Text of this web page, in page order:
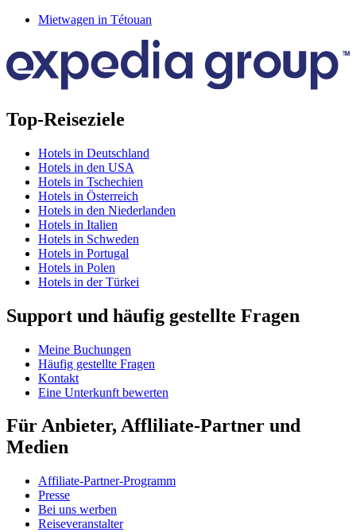
Mietwagen in Tétouan
Top-Reiseziele
Hotels in Deutschland
Hotels in den USA
Hotels in Tschechien
Hotels in Österreich
Hotels in den Niederlanden
Hotels in Italien
Hotels in Schweden
Hotels in Portugal
Hotels in Polen
Hotels in der Türkei
Support und häufig gestellte Fragen
Meine Buchungen
Häufig gestellte Fragen
Kontakt
Eine Unterkunft bewerten
Für Anbieter, Affliliate-Partner und
Medien
Affiliate-Partner-Programm
Presse
Bei uns werben
Reiseveranstalter